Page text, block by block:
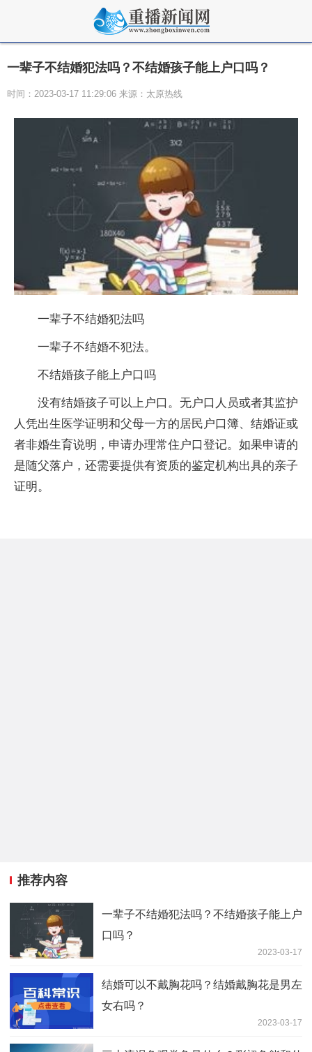
一辈子不结婚犯法吗？不结婚孩子能上户口吗？
时间：2023-03-17 11:29:06 来源：太原热线
一辈子不结婚犯法吗
一辈子不结婚不犯法。
不结婚孩子能上户口吗
没有结婚孩子可以上户口。无户口人员或者其监护
人凭出生医学证明和父母一方的居民户口簿、结婚证或
者非婚生育说明，申请办理常住户口登记。如果申请的
是随父落户，还需要提供有资质的鉴定机构出具的亲子
证明。
推荐内容
一辈子不结婚犯法吗？不结婚孩子能上户
口吗？
2023-03-17
结婚可以不戴胸花吗？结婚戴胸花是男左
女右吗？
2023-03-17